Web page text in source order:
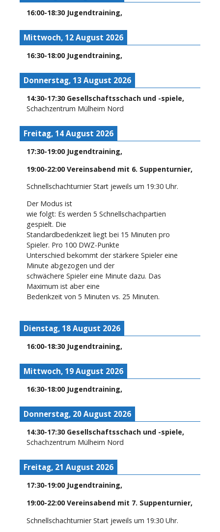
16:00-18:30 Jugendtraining,
Mittwoch, 12 August 2026
16:30-18:00 Jugendtraining,
Donnerstag, 13 August 2026
14:30-17:30 Gesellschaftsschach und -spiele,
Schachzentrum Mülheim Nord
Freitag, 14 August 2026
17:30-19:00 Jugendtraining,
19:00-22:00 Vereinsabend mit 6. Suppenturnier,
Schnellschachturnier Start jeweils um 19:30 Uhr.
Der Modus ist
wie folgt: Es werden 5 Schnellschachpartien
gespielt. Die
Standardbedenkzeit liegt bei 15 Minuten pro
Spieler. Pro 100 DWZ-Punkte
Unterschied bekommt der stärkere Spieler eine
Minute abgezogen und der
schwächere Spieler eine Minute dazu. Das
Maximum ist aber eine
Bedenkzeit von 5 Minuten vs. 25 Minuten.
Dienstag, 18 August 2026
16:00-18:30 Jugendtraining,
Mittwoch, 19 August 2026
16:30-18:00 Jugendtraining,
Donnerstag, 20 August 2026
14:30-17:30 Gesellschaftsschach und -spiele,
Schachzentrum Mülheim Nord
Freitag, 21 August 2026
17:30-19:00 Jugendtraining,
19:00-22:00 Vereinsabend mit 7. Suppenturnier,
Schnellschachturnier Start jeweils um 19:30 Uhr.